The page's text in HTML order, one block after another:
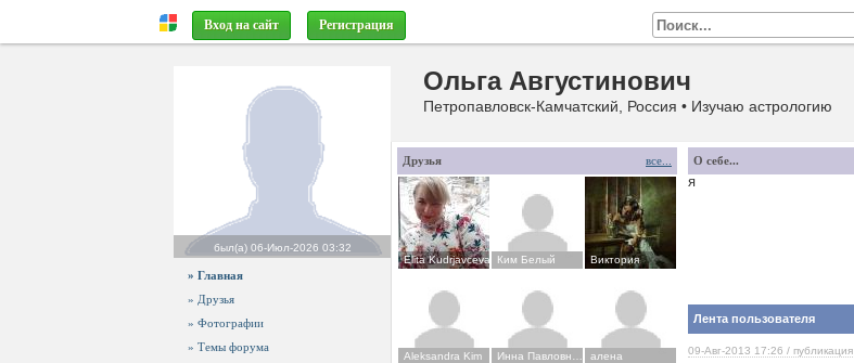
Вход на сайт Регистрация
Ольга Августинович
Петропавловск-Камчатский, Россия • Изучаю астрологию
был(а) 06-Июл-2026 03:32
» Главная
» Друзья
» Фотографии
» Темы форума
все...
Друзья
Elita Kudrjavceva Ким Белый Виктория
Aleksandra Kim алена
О себе...
я
Лента пользователя
09-Авг-2013 17:26 / публикация